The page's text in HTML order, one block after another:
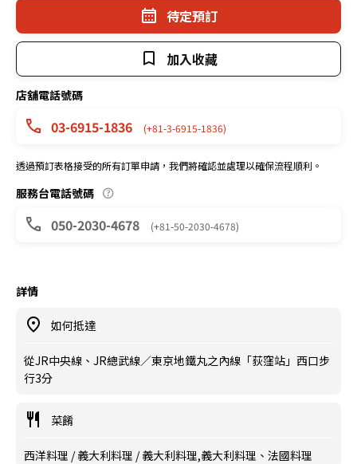
待定預訂
加入收藏
店舖電話號碼
03-6915-1836 (+81-3-6915-1836)
透過預訂表格接受的所有訂單申請，我們將確認並處理以確保流程順利。
服務台電話號碼
050-2030-4678 (+81-50-2030-4678)
詳情
如何抵達
從JR中央線、JR總武線／東京地鐵丸之內線「荻窪站」西口步
行3分
菜餚
西洋料理 / 義大利料理 / 義大利料理,義大利料理、法國料理